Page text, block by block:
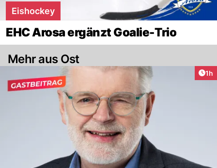
Eishockey
EHC Arosa ergänzt Goalie-Trio
Mehr aus Ost
1h